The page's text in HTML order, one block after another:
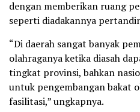
dengan memberikan ruang
seperti diadakannya
“Di daerah sangat banyak
olahraganya ketika diasah
tingkat provinsi, bahkan
untuk pengembangan bakat
fasilitasi,” ungkapnya.